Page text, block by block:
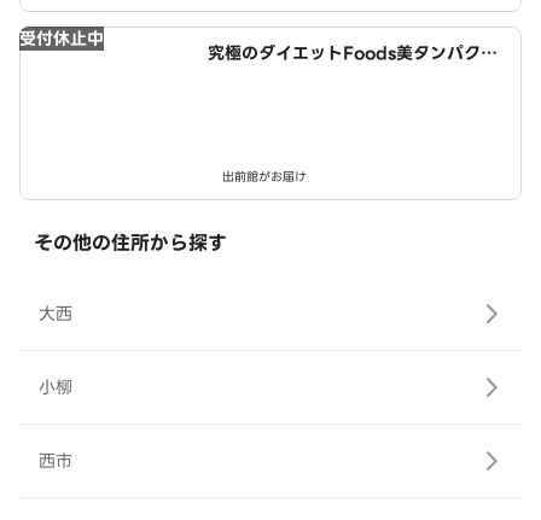
受付休止中
究極のダイエットFoods美タンパクラ
出前館がお届け
その他の住所から探す
大西
小柳
西市